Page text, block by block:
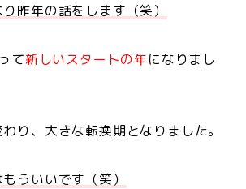
昨年の話をします（笑）
て新しいスタートの年になりまし
り、大きな転換期となりました。
ういいです（笑）